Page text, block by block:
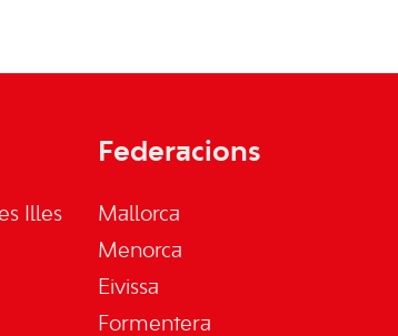
Illes
Federacions
Mallorca
Menorca
Eivissa
Formentera